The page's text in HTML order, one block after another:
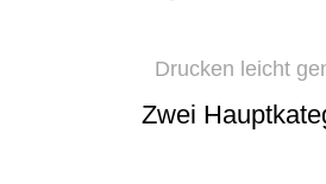
Drucken leicht
Zwei